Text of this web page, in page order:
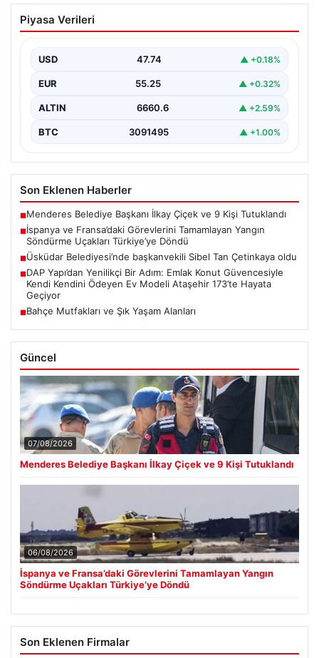
İspanya ve Fransa’daki Görevlerini
Tamamlayan Yangın Söndürme Uçakları
Orman Genel Müdürlüğü tarafından yapılan açıklamada,
büyük…
Piyasa Verileri
USD 47.74 ▲ +0.18%
EUR 55.25 ▲ +0.32%
ALTIN 6660.6 ▲ +2.59%
BTC 3091495 ▲ +1.00%
Son Eklenen Haberler
■Menderes Belediye Başkanı İlkay Çiçek ve 9 Kişi Tutuklandı
■İspanya ve Fransa’daki Görevlerini Tamamlayan Yangın
Söndürme Uçakları Türkiye’ye Döndü
■Üsküdar Belediyesi’nde başkanvekili Sibel Tan Çetinkaya oldu
■DAP Yapı’dan Yenilikçi Bir Adım: Emlak Konut Güvencesiyle
Kendi Kendini Ödeyen Ev Modeli Ataşehir 173’te Hayata
Geçiyor
■Bahçe Mutfakları ve Şık Yaşam Alanları
Güncel
07/08/2026
Menderes Belediye Başkanı İlkay Çiçek ve 9 Kişi Tutuklandı
06/08/2026
İspanya ve Fransa’daki Görevlerini Tamamlayan Yangın
Söndürme Uçakları Türkiye’ye Döndü
Son Eklenen Firmalar